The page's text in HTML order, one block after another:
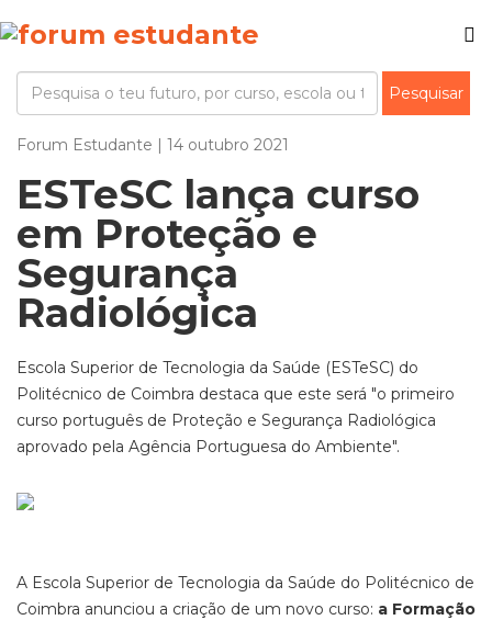
Forum Estudante | 14 outubro 2021
ESTeSC lança curso
em Proteção e
Segurança
Radiológica
Escola Superior de Tecnologia da Saúde (ESTeSC) do
Politécnico de Coimbra destaca que este será "o primeiro
curso português de Proteção e Segurança Radiológica
aprovado pela Agência Portuguesa do Ambiente".
A Escola Superior de Tecnologia da Saúde do Politécnico de
Coimbra anunciou a criação de um novo curso: a Formação